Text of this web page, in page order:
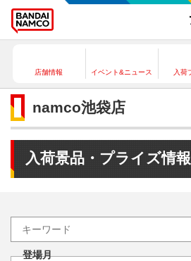
店舗情報 イベント&ニュース 入荷
namco池袋店
入荷景品・プライズ情報
登場月